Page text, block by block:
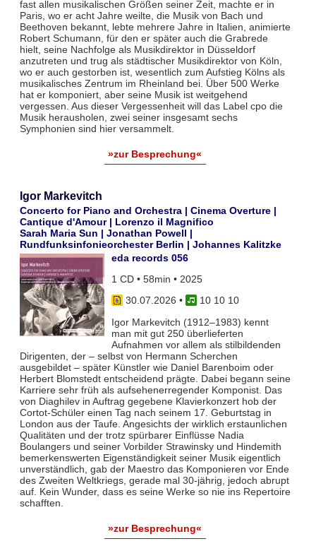
fast allen musikalischen Größen seiner Zeit, machte er in
Paris, wo er acht Jahre weilte, die Musik von Bach und
Beethoven bekannt, lebte mehrere Jahre in Italien, animierte
Robert Schumann, für den er später auch die Grabrede
hielt, seine Nachfolge als Musikdirektor in Düsseldorf
anzutreten und trug als städtischer Musikdirektor von Köln,
wo er auch gestorben ist, wesentlich zum Aufstieg Kölns als
musikalisches Zentrum im Rheinland bei. Über 500 Werke
hat er komponiert, aber seine Musik ist weitgehend
vergessen. Aus dieser Vergessenheit will das Label cpo die
Musik herausholen, zwei seiner insgesamt sechs
Symphonien sind hier versammelt.
»zur Besprechung«
Igor Markevitch
Concerto for Piano and Orchestra | Cinema Overture |
Cantique d'Amour | Lorenzo il Magnifico
Sarah Maria Sun | Jonathan Powell |
Rundfunksinfonieorchester Berlin | Johannes Kalitzke
eda records 056
1 CD • 58min • 2025
30.07.2026 •
10 10 10
Igor Markevitch (1912–1983) kennt
man mit gut 250 überlieferten
Aufnahmen vor allem als stilbildenden
Dirigenten, der – selbst von Hermann Scherchen
ausgebildet – später Künstler wie Daniel Barenboim oder
Herbert Blomstedt entscheidend prägte. Dabei begann seine
Karriere sehr früh als aufsehenerregender Komponist. Das
von Diaghilev in Auftrag gegebene Klavierkonzert hob der
Cortot-Schüler einen Tag nach seinem 17. Geburtstag in
London aus der Taufe. Angesichts der wirklich erstaunlichen
Qualitäten und der trotz spürbarer Einflüsse Nadia
Boulangers und seiner Vorbilder Strawinsky und Hindemith
bemerkenswerten Eigenständigkeit seiner Musik eigentlich
unverständlich, gab der Maestro das Komponieren vor Ende
des Zweiten Weltkriegs, gerade mal 30-jährig, jedoch abrupt
auf. Kein Wunder, dass es seine Werke so nie ins Repertoire
schafften.
»zur Besprechung«